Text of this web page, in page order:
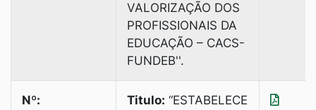
VALORIZAÇÃO DOS
PROFISSIONAIS DA
EDUCAÇÃO – CACS-
FUNDEB''.
Nº:
Titulo: “ESTABELECE